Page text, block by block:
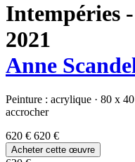
Intempéries
2021
Anne
Peinture : acrylique · 80 x
accrocher
620 € 620 €
Acheter cette œuvre